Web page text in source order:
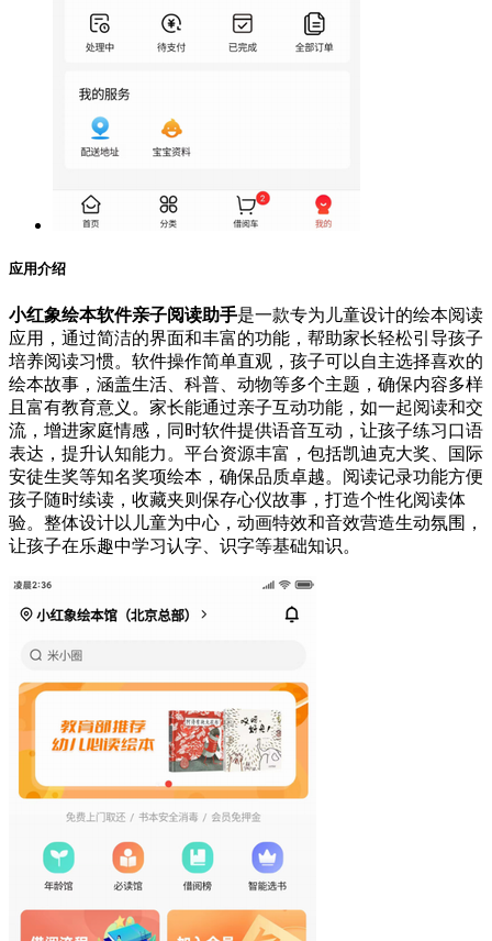
应用介绍
小红象绘本软件亲子阅读助手是一款专为儿童设计的绘本阅读
应用，通过简洁的界面和丰富的功能，帮助家长轻松引导孩子
培养阅读习惯。软件操作简单直观，孩子可以自主选择喜欢的
绘本故事，涵盖生活、科普、动物等多个主题，确保内容多样
且富有教育意义。家长能通过亲子互动功能，如一起阅读和交
流，增进家庭情感，同时软件提供语音互动，让孩子练习口语
表达，提升认知能力。平台资源丰富，包括凯迪克大奖、国际
安徒生奖等知名奖项绘本，确保品质卓越。阅读记录功能方便
孩子随时续读，收藏夹则保存心仪故事，打造个性化阅读体
验。整体设计以儿童为中心，动画特效和音效营造生动氛围，
让孩子在乐趣中学习认字、识字等基础知识。